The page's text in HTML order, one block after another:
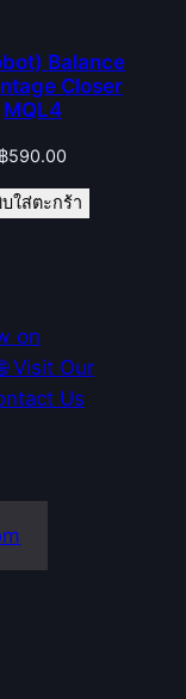
Balance
Closer
MQL4
฿590.00
ใส่ตะกร้า
on
Visit Our
Us